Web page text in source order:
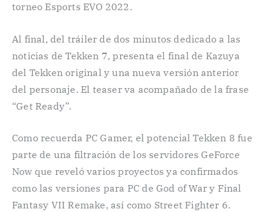
torneo Esports EVO 2022.
Al final, del tráiler de dos minutos dedicado a las
noticias de Tekken 7, presenta el final de Kazuya
del Tekken original y una nueva versión anterior
del personaje. El teaser va acompañado de la frase
“Get Ready”.
Como recuerda PC Gamer, el potencial Tekken 8 fue
parte de una filtración de los servidores GeForce
Now que reveló varios proyectos ya confirmados
como las versiones para PC de God of War y Final
Fantasy VII Remake, así como Street Fighter 6.